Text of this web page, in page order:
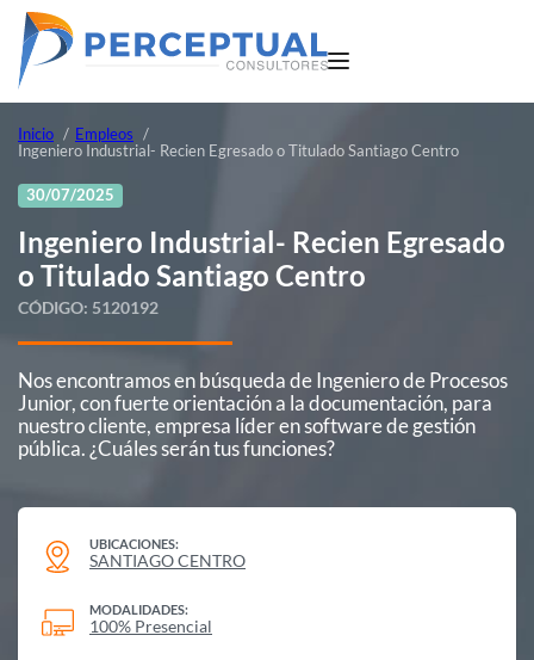
Inicio
Empleos
Ingeniero Industrial- Recien Egresado o Titulado Santiago Centro
30/07/2025
Ingeniero Industrial- Recien Egresado
o Titulado Santiago Centro
CÓDIGO: 5120192
Nos encontramos en búsqueda de Ingeniero de Procesos
Junior, con fuerte orientación a la documentación, para
nuestro cliente, empresa líder en software de gestión
pública. ¿Cuáles serán tus funciones?
UBICACIONES:
SANTIAGO CENTRO
MODALIDADES:
100% Presencial